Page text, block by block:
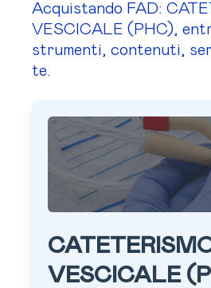
Acquistando FAD:
VESCICALE (PHC),
strumenti, contenuti,
te.
VESCICALE